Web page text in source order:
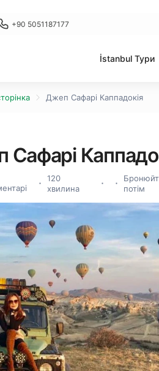
+90 5051187177
İstanbul Тури
Джеп Сафарі Каппадокія
120
хвилина
потім